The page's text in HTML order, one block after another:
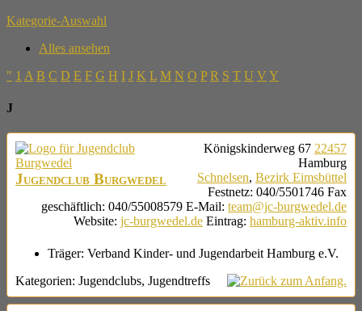
Kategorie-Auswahl
Alles ansehen
" 1 A B C D E F G H I J K L M N O P R S T U V Y
J
Jugendclub Burgwedel
Königskinderweg 67 22457
Hamburg
Schnelsen, Bezirk Eimsbüttel
Festnetz: 040/5501746 Fax
geschäftlich: 040/55008579 E-Mail: team@jc-burgwedel.de
Website: jc-burgwedel.de Eintrag: hamburg-aktiv.info
Träger: Verband Kinder- und Jugendarbeit Hamburg e.V.
Kategorien: Jugendclubs, Jugendtreffs